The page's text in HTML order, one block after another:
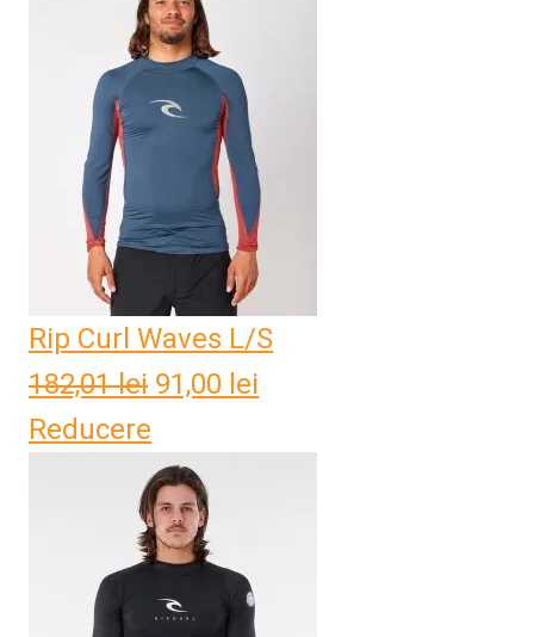
Rip Curl Waves L/S
182,01lei Prețul
a
fost:
182,01 lei.
91,00 lei
Reducere